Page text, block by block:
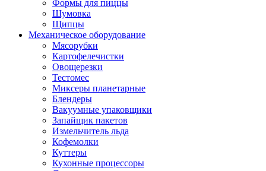
Формы для пиццы
Шумовка
Щипцы
Механическое оборудование
Мясорубки
Картофелечистки
Овощерезки
Тестомес
Миксеры планетарные
Блендеры
Вакуумные упаковщики
Запайщик пакетов
Измельчитель льда
Кофемолки
Куттеры
Кухонные процессоры